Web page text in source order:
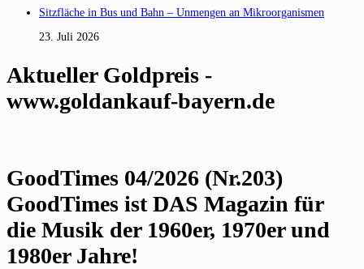
Sitzfläche in Bus und Bahn – Unmengen an Mikroorganismen
23. Juli 2026
Aktueller Goldpreis -
www.goldankauf-bayern.de
GoodTimes 04/2026 (Nr.203)
GoodTimes ist DAS Magazin für
die Musik der 1960er, 1970er und
1980er Jahre!